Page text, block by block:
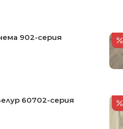
902-серия
60702-серия